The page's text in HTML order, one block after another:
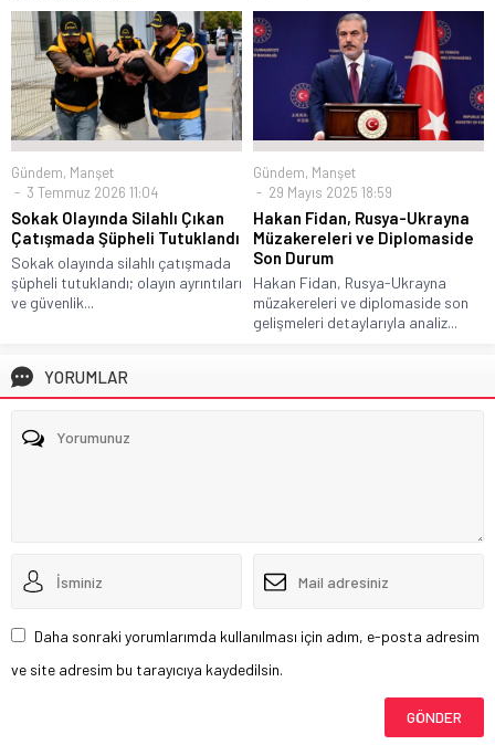
Gündem, Manşet
3 Temmuz 2026 11:04
Sokak Olayında Silahlı Çıkan
Çatışmada Şüpheli Tutuklandı
Sokak olayında silahlı çatışmada
şüpheli tutuklandı; olayın ayrıntıları
ve güvenlik...
Gündem, Manşet
29 Mayıs 2025 18:59
Hakan Fidan, Rusya-Ukrayna
Müzakereleri ve Diplomaside
Son Durum
Hakan Fidan, Rusya-Ukrayna
müzakereleri ve diplomaside son
gelişmeleri detaylarıyla analiz...
YORUMLAR
Daha sonraki yorumlarımda kullanılması için adım, e-posta adresim
ve site adresim bu tarayıcıya kaydedilsin.